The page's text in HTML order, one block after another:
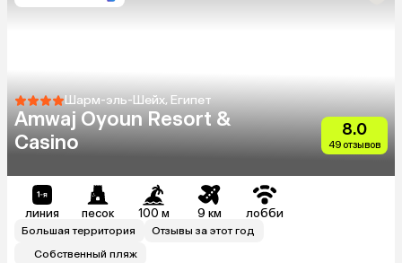
Шарм-эль-Шейх, Египет
Amwaj Oyoun Resort &
Casino
8.0
49 отзывов
линия песок 100 м 9 км лобби
Большая территория
Отзывы за этот год
Собственный пляж